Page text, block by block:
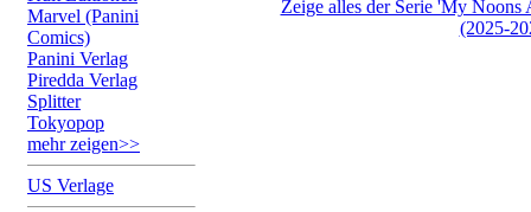
Marvel (Panini
Comics)
Panini Verlag
Piredda Verlag
Splitter
Tokyopop
mehr zeigen>>
US Verlage
Zeige alles der Serie 'My
(2025-